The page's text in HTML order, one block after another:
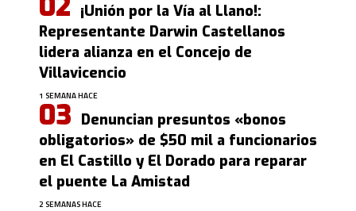
¡Unión por la Vía al Llano!:
Representante Darwin Castellanos
lidera alianza en el Concejo de
Villavicencio
1 SEMANA HACE
Denuncian presuntos «bonos
obligatorios» de $50 mil a funcionarios
en El Castillo y El Dorado para reparar
el puente La Amistad
2 SEMANAS HACE